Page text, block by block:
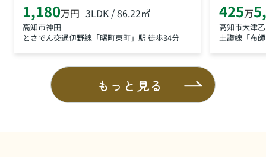
1,180万円 3LDK / 86.22㎡
高知市神田
とさでん交通伊野線「曙町東町」駅 徒歩34分
425万
高知市大津乙
土讃線「布
もっと見る